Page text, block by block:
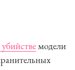
модели